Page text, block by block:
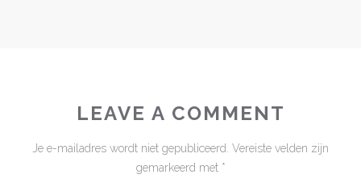
LEAVE A COMMENT
Je e-mailadres wordt niet gepubliceerd. Vereiste velden zijn
gemarkeerd met *